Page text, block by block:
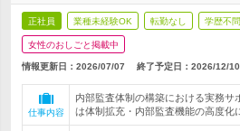
正社員 業種未経験OK 転勤なし 学歴不問
女性のおしごと掲載中
情報更新日：2026/07/07 終了予定日： 2026/12/10
仕事内容
内部監査体制の構築における実務サ
は体制拡充・内部監査機能の高度化